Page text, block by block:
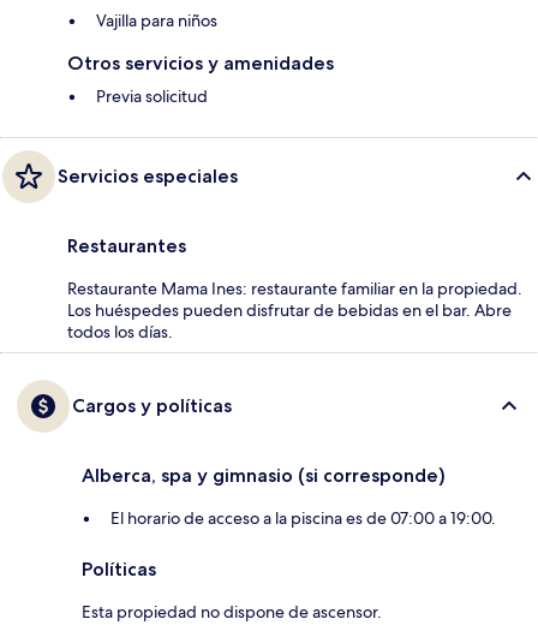
Vajilla para niños
Otros servicios y amenidades
Previa solicitud
Servicios especiales
Restaurantes
Restaurante Mama Ines: restaurante familiar en la propiedad.
Los huéspedes pueden disfrutar de bebidas en el bar. Abre
todos los días.
Cargos y políticas
Alberca, spa y gimnasio (si corresponde)
El horario de acceso a la piscina es de 07:00 a 19:00.
Políticas
Esta propiedad no dispone de ascensor.